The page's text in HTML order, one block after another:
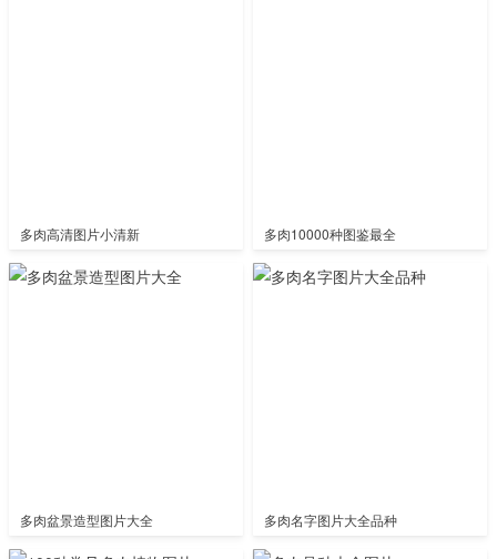
多肉高清图片小清新 多肉10000种图鉴最全
多肉盆景造型图片大全 多肉名字图片大全品种